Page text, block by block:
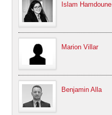
Islam Hamdoune
Marion Villar
Benjamin Alla